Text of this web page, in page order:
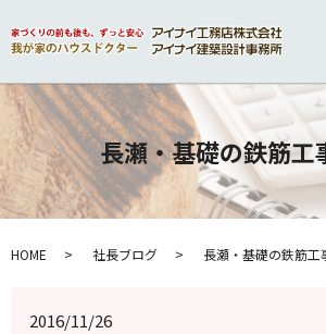
長瀬・基礎の鉄筋工
HOME 社長ブログ 長瀬・基礎の鉄筋工
2016/11/26